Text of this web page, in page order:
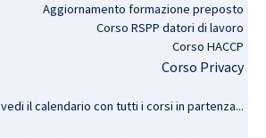
Aggiornamento formazione preposto
Corso RSPP datori di lavoro
Corso HACCP
Corso Privacy
vedi il calendario con tutti i corsi in partenza...